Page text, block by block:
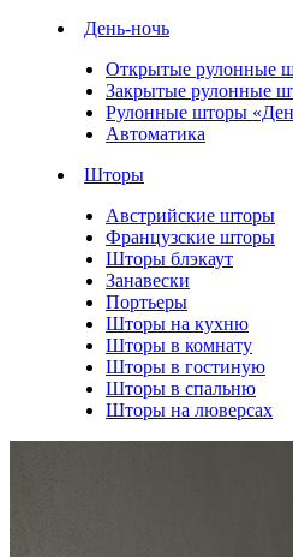
День-ночь
Открытые рулонные
Закрытые рулонные
Рулонные шторы
Автоматика
Шторы
Австрийские шторы
Французские шторы
Шторы блэкаут
Занавески
Портьеры
Шторы на кухню
Шторы в комнату
Шторы в гостиную
Шторы в спальню
Шторы на люверсах